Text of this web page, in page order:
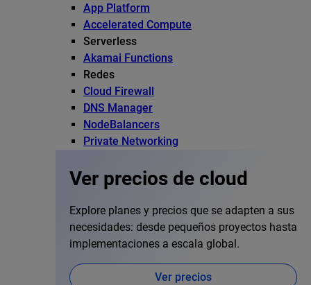
App Platform
Accelerated Compute
Serverless
Akamai Functions
Redes
Cloud Firewall
DNS Manager
NodeBalancers
Private Networking
Ver precios de cloud
Explore planes y precios que se adapten a sus
necesidades: desde pequeños proyectos hasta
implementaciones a escala global.
Ver precios